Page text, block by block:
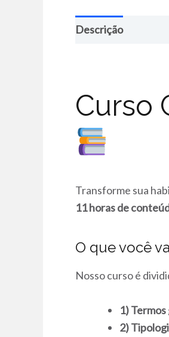
Descrição
Curso
Transforme sua
11 horas de
O que você
Nosso curso é
1) Termos
2)